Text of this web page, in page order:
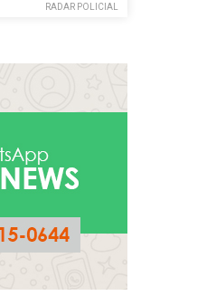
RADAR POLICIAL